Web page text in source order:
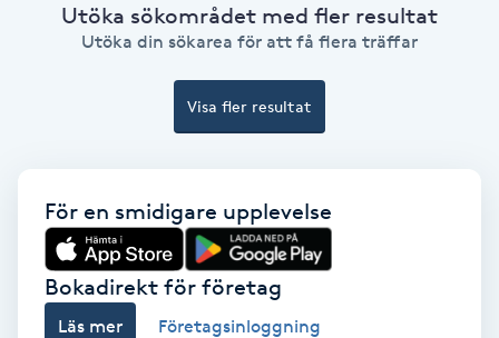
Fet hårbotten
Fillers
Fotmassage
Utöka sökområdet med fler resultat
Utöka din sökarea för att få flera träffar
Visa fler resultat
För en smidigare upplevelse
Bokadirekt för företag
Läs mer Företagsinloggning